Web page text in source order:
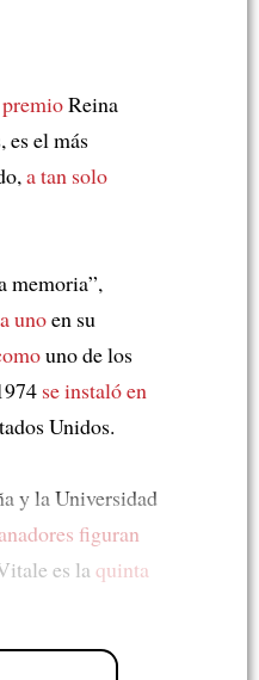
premioReina
es el más
a tan solo
memoria”,
unoen su
uno de los
se instaló en
Unidos.
y la Universidad
figuran
es laquinta